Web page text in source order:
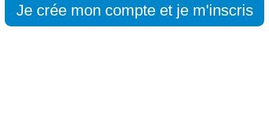
Je crée mon compte et je m'inscris